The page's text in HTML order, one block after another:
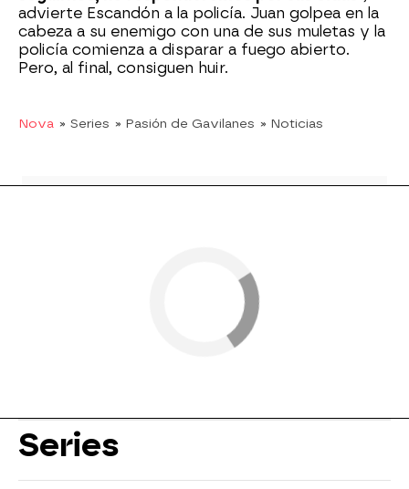
advierte Escandón a la policía. Juan golpea en la
cabeza a su enemigo con una de sus muletas y la
policía comienza a disparar a fuego abierto.
Pero, al final, consiguen huir.
Nova » Series » Pasión de Gavilanes » Noticias
Series